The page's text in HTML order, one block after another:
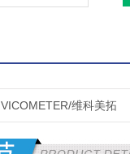
VICOMETER/维科美拓